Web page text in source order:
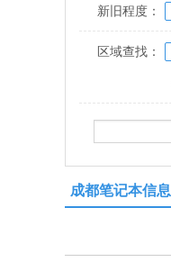
新旧程度：
区域查找：
成都笔记本信息